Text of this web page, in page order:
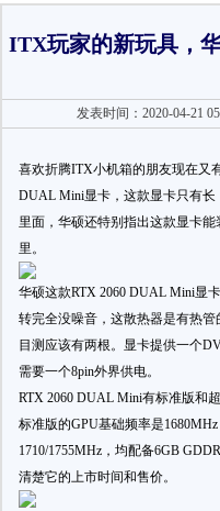
ITX玩家的新玩具，
发表时间：2020-04-21
喜欢折腾ITX小机箱的朋友现在又
DUAL Mini显卡，这款显卡只有
里面，华硕还特别指出这款显卡能
里。
华硕这款RTX 2060 DUAL Mini显
转完全没噪音，这散热器是有热
目测应该有两根。显卡提供一个
需要一个8pin外界供电。
RTX 2060 DUAL Mini有标准版和
标准版的GPU基础频率是
1710/1755MHz，均配备6GB
清楚它的上市时间和售价。